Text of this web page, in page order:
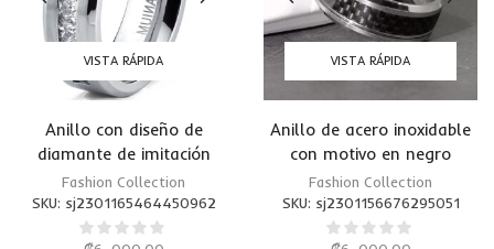
VISTA RÁPIDA
Anillo con diseño de
diamante de imitación
Fashion Collection
SKU: sj2301165464450962
VISTA RÁPIDA
Anillo de acero inoxidable
con motivo en negro
Fashion Collection
SKU: sj2301156676295051